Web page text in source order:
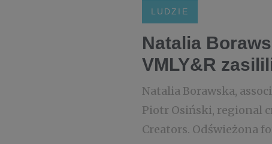
LUDZIE
Natalia
VMLY&R
Natalia Borawska,
Piotr Osiński, regional
Creators. Odświeżona